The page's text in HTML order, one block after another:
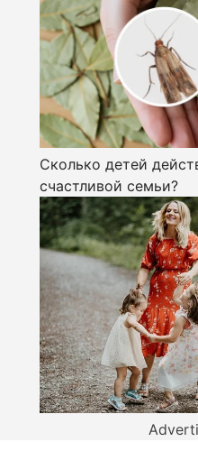
Сколько детей
счастливой семьи?